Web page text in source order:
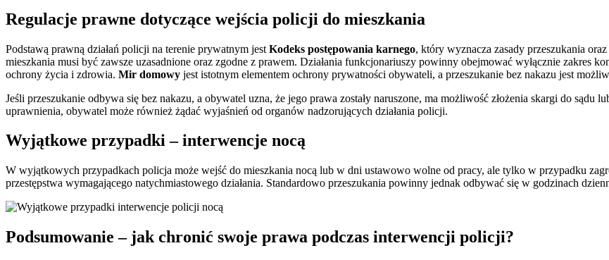
Regulacje prawne dotyczące wejścia policji do mieszkania
Podstawą prawną działań policji na terenie prywatnym jest Kodeks postępowania karnego, który wyznacza zasady przeszukania
mieszkania musi być zawsze uzasadnione oraz zgodne z prawem. Działania funkcjonariuszy powinny obejmować wyłącznie zakres
ochrony życia i zdrowia. Mir domowy jest istotnym elementem ochrony prywatności obywateli, a przeszukanie bez nakazu jest
Jeśli przeszukanie odbywa się bez nakazu, a obywatel uzna, że jego prawa zostały naruszone, ma możliwość złożenia skargi do
uprawnienia, obywatel może również żądać wyjaśnień od organów nadzorujących działania policji.
Wyjątkowe przypadki – interwencje nocą
W wyjątkowych przypadkach policja może wejść do mieszkania nocą lub w dni ustawowo wolne od pracy, ale tylko w przypadku
przestępstwa wymagającego natychmiastowego działania. Standardowo przeszukania powinny jednak odbywać się w godzinach
Podsumowanie – jak chronić swoje prawa podczas interwencji policji?